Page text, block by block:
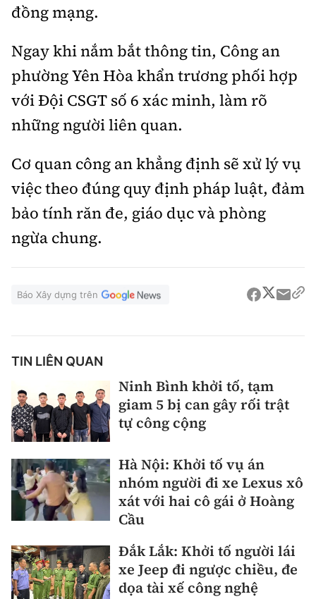
đồng mạng.
Ngay khi nắm bắt thông tin, Công an
phường Yên Hòa khẩn trương phối hợp
với Đội CSGT số 6 xác minh, làm rõ
những người liên quan.
Cơ quan công an khẳng định sẽ xử lý vụ
việc theo đúng quy định pháp luật, đảm
bảo tính răn đe, giáo dục và phòng
ngừa chung.
Báo Xây dựng trên
TIN LIÊN QUAN
Ninh Bình khởi tố, tạm
giam 5 bị can gây rối trật
tự công cộng
Hà Nội: Khởi tố vụ án
nhóm người đi xe Lexus xô
xát với hai cô gái ở Hoàng
Cầu
Đắk Lắk: Khởi tố người lái
xe Jeep đi ngược chiều, đe
dọa tài xế công nghệ